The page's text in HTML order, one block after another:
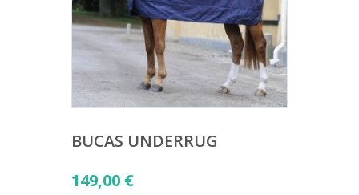
BUCAS UNDERRUG
149,00 €